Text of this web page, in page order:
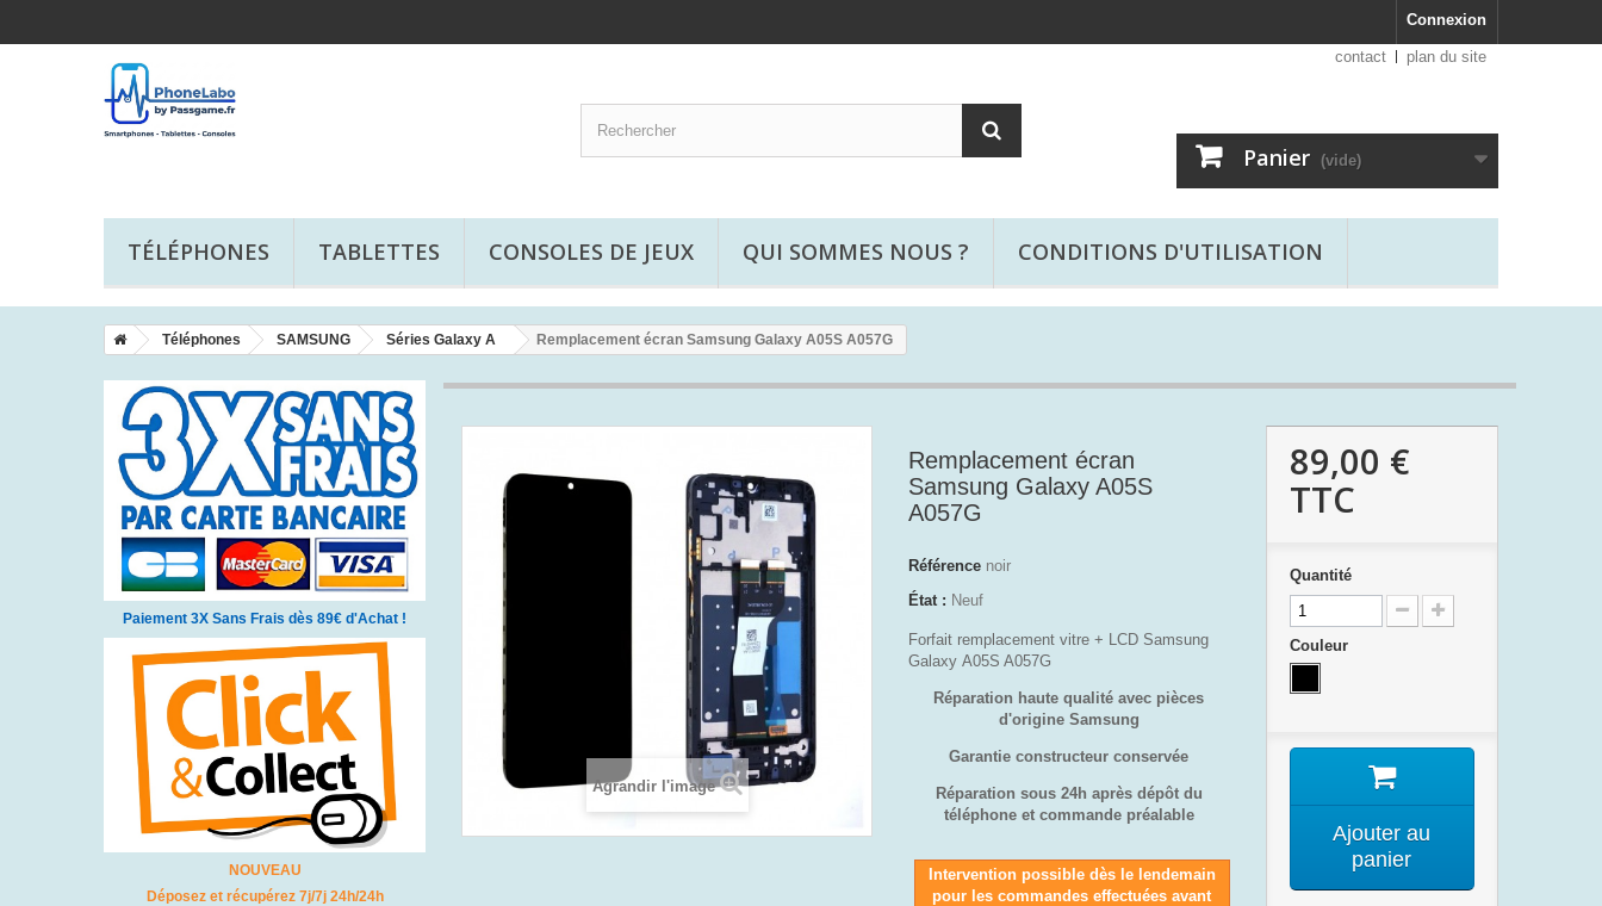
Connexion
contact plan du site
Panier (vide)
TÉLÉPHONES TABLETTES CONSOLES DE JEUX QUI SOMMES NOUS ? CONDITIONS D'UTILISATION
Téléphones SAMSUNG Séries Galaxy A Remplacement écran Samsung Galaxy A05S A057G
Paiement 3X Sans Frais dès 89€ d'Achat !
NOUVEAU
Déposez et récupérez 7j/7j 24h/24h
Agrandir l'image
Remplacement écran
Samsung Galaxy A05S
A057G
Référence noir
État : Neuf
Forfait remplacement vitre + LCD Samsung
Galaxy A05S A057G
Réparation haute qualité avec pièces
d'origine Samsung
Garantie constructeur conservée
Réparation sous 24h après dépôt du
téléphone et commande préalable
Intervention possible dès le lendemain
pour les commandes effectuées avant
89,00 €
TTC
Quantité
Couleur
Ajouter au
panier